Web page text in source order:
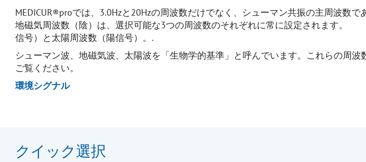
MEDICUR®proでは、3.0Hzと20Hzの周波数だけでなく、シューマン共振の主周波数で
地磁気周波数（陰）は、選択可能な3つの周波数のそれぞれに常に設定されます。
信号）と太陽周波数（陽信号）。.
シューマン波、地磁気波、太陽波を「生物学的基準」と呼んでいます。これらの周
ご覧ください。
環境シグナル
クイック選択